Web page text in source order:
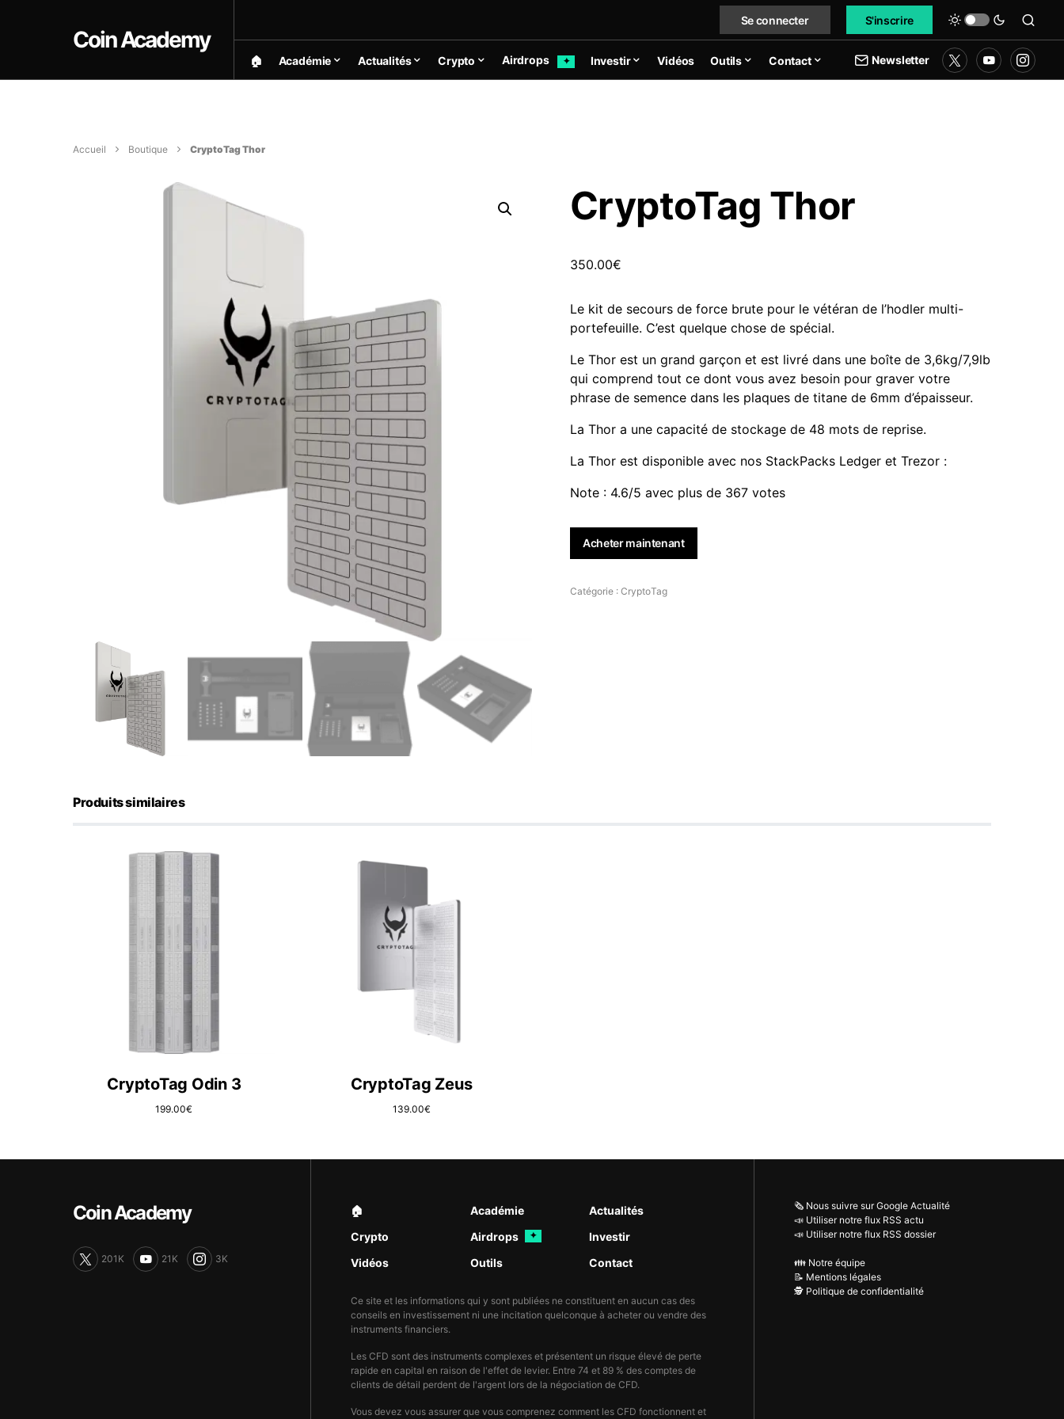
Coin Academy
Se connecter S'inscrire
🏠︎ Académie Actualités Crypto Airdrops ✦ Investir Vidéos Outils Contact Newsletter
Accueil Boutique CryptoTag Thor
CryptoTag Thor
350.00€
Le kit de secours de force brute pour le vétéran de l’hodler multi-
portefeuille. C’est quelque chose de spécial.
Le Thor est un grand garçon et est livré dans une boîte de 3,6kg/7,9lb
qui comprend tout ce dont vous avez besoin pour graver votre
phrase de semence dans les plaques de titane de 6mm d’épaisseur.
La Thor a une capacité de stockage de 48 mots de reprise.
La Thor est disponible avec nos StackPacks Ledger et Trezor :
Note : 4.6/5 avec plus de 367 votes
Acheter maintenant
Catégorie : CryptoTag
Produits similaires
CryptoTag Odin 3
199.00€
CryptoTag Zeus
139.00€
Coin Academy
201K 21K 3K
🏠︎ Académie
Actualités
Crypto
Airdrops ✦
Investir
Vidéos
Outils Contact
Ce site et les informations qui y sont publiées ne constituent en aucun cas des
conseils en investissement ni une incitation quelconque à acheter ou vendre des
instruments financiers.
Les CFD sont des instruments complexes et présentent un risque élevé de perte
rapide en capital en raison de l'effet de levier. Entre 74 et 89 % des comptes de
clients de détail perdent de l'argent lors de la négociation de CFD.
Vous devez vous assurer que vous comprenez comment les CFD fonctionnent et
🗞️ Nous suivre sur Google Actualité
📣 Utiliser notre flux RSS actu
📣 Utiliser notre flux RSS dossier
👪 Notre équipe
📝 Mentions légales
🕵️ Politique de confidentialité